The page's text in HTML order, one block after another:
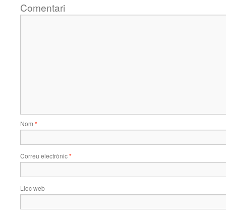
Comentari
Nom *
Correu electrònic*
Lloc web